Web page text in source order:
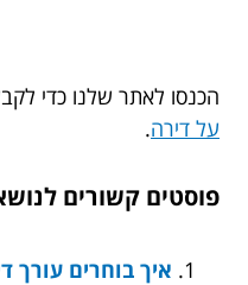
הכנסו לאתר שלנו כדי
על דירה.
פוסטים קשורים
איך בוחרים עורך